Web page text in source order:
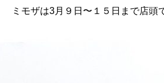
ミモザは3月９日〜１５日まで店頭